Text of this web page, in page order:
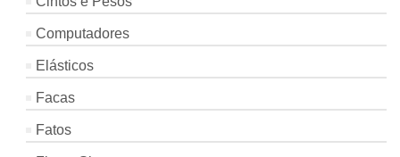
Computadores
Elásticos
Facas
Fatos